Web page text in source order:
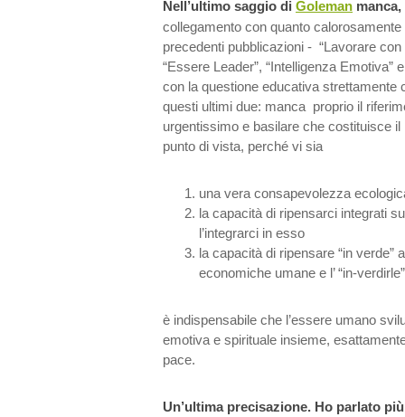
Nell’ultimo saggio di Goleman
collegamento con quanto
precedenti pubblicazioni - “Lavorare con
“Essere Leader”, “Intelligenza Emotiva”
con la questione educativa strettamente
questi ultimi due: manca proprio il
urgentissimo e basilare che costituisce il
punto di vista, perché vi sia
una vera consapevolezza
la capacità di ripensarci integrati
l’integrarci in esso
la capacità di ripensare “in verde”
economiche umane e l’ “in-verdirle”
è indispensabile che l’essere umano
emotiva e spirituale insieme,
pace.
Un’ultima precisazione. Ho parlato